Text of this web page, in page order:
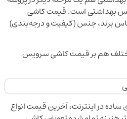
بهداشتی است. قیمت کاشی
برند، جنس (کیفیت و درجه‌بندی)
هم بر قیمت کاشی سرویس
در اینترنت، آخرین قیمت انواع